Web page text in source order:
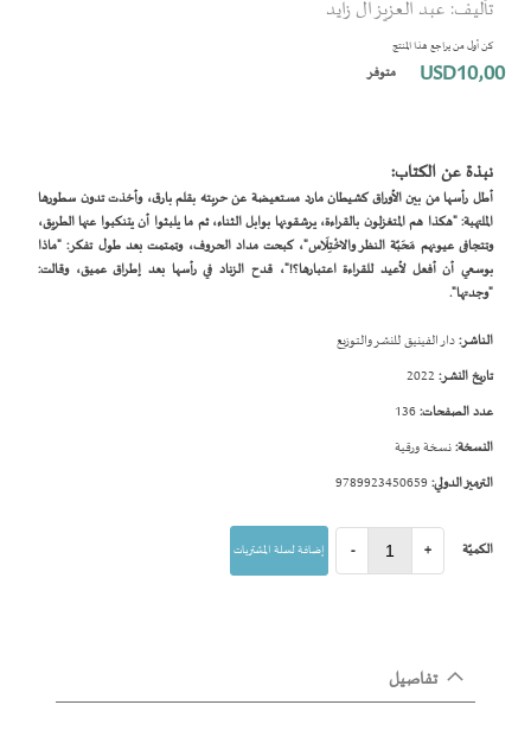
تأليف: عبد العزيز ال زايد
كن أول من يراجع هذا المنتج
USD10٫00 متوفر
نبذة عن الكتاب:
أطل رأسها من بين الأوراق كشيطان مارد مستعيضة عن حربته بقلم بارق، وأخذت تدون سطورها
الملتهبة: "هكذا هم المتغزلون بالقراءة، يرشقونها بوابل الثناء، ثم ما يلبثوا أن يتنكبوا عنها الطريق،
وتتجافى عيونهم مَحَبّة النظر والاخْتِلَاس"، كبحت مداد الحروف، وتمتمت بعد طول تفكر: "ماذا
بوسعي أن أفعل لأعيد للقراءة اعتبارها؟!"، قدح الزناد في رأسها بعد إطراق عميق، وقالت:
"وجدتها".
الناشر:دار الفينيق للنشر والتوزيع
تاريخ النشر:
عدد الصفحات:
النسخة:نسخة ورقية
الترميز الدولي:
الكميّة - + إضافة لسلة المشتريات
بداية
معرض
الصور
تفاصيل